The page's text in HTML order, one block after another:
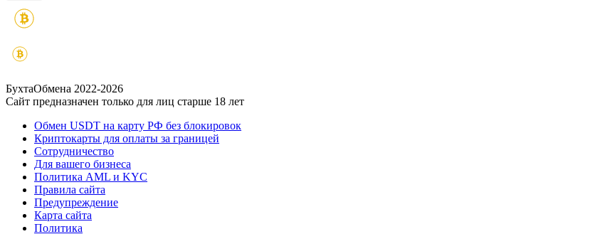
БухтаОбмена 2022-2026
Сайт предназначен только для лиц старше 18 лет
Обмен USDT на карту РФ без блокировок
Криптокарты для оплаты за границей
Сотрудничество
Для вашего бизнеса
Политика AML и KYC
Правила сайта
Предупреждение
Карта сайта
Политика